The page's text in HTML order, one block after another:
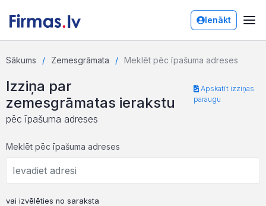
Ienākt
Sākums Zemesgrāmata Meklēt pēc īpašuma adreses
Izziņa par
zemesgrāmatas ierakstu
pēc īpašuma adreses
Apskatīt izziņas
paraugu
Meklēt pēc īpašuma adreses
vai izvēlēties no saraksta